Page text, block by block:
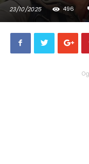
23/10/2025 496